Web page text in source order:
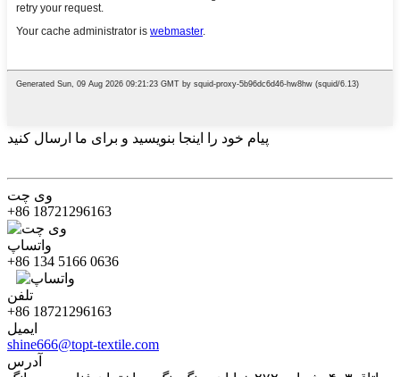
پیام خود را اینجا بنویسید و برای ما ارسال کنید
وی چت
‎+86 18721296163‎
واتساپ
‎+86 134 5166 0636‎
تلفن
‎+86 18721296163‎
ایمیل
shine666@topt-textile.com
آدرس